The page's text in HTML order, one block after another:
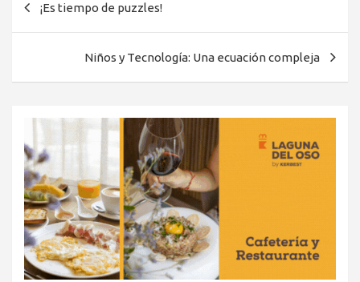
¡Es tiempo de puzzles!
Niños y Tecnología: Una ecuación compleja